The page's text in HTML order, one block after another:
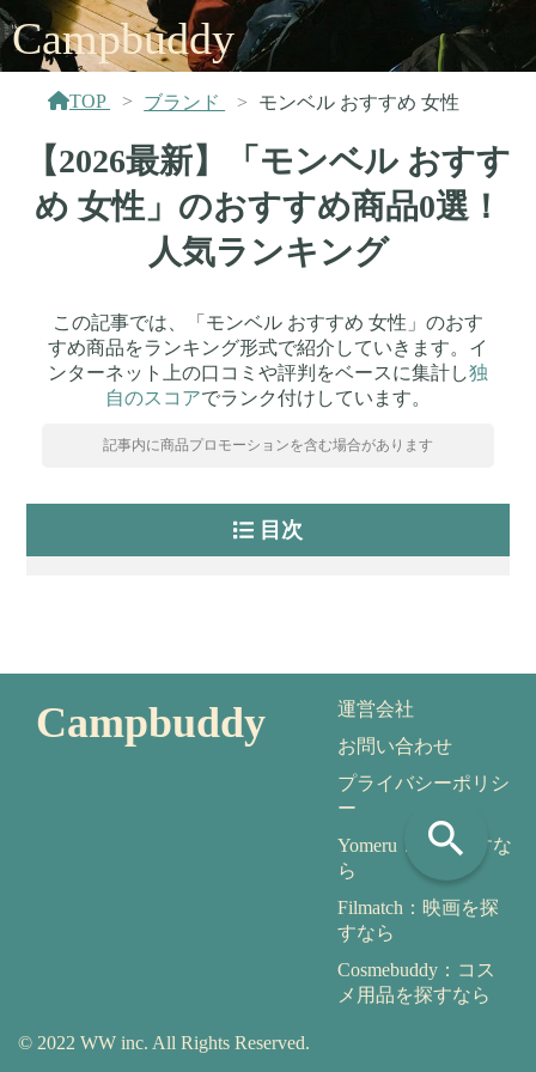
Campbuddy
TOP ブランド モンベル おすすめ 女性
【2026最新】「モンベル おすす
め 女性」のおすすめ商品0選！
人気ランキング
この記事では、「モンベル おすすめ 女性」のおす
すめ商品をランキング形式で紹介していきます。イ
ンターネット上の口コミや評判をベースに集計し独
自のスコアでランク付けしています。
記事内に商品プロモーションを含む場合があります
目次
search
Campbuddy
運営会社
お問い合わせ
プライバシーポリシ
ー
Yomeru：本を探すな
ら
Filmatch：映画を探
すなら
Cosmebuddy：コス
メ用品を探すなら
© 2022 WW inc. All Rights Reserved.